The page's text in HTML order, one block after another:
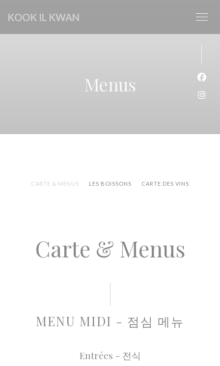
KOOK IL KWAN
Menus
CARTE & MENUS LES BOISSONS CARTE DES VINS
Carte & Menus
MENU MIDI - 점심 메뉴
Entrées - 전식